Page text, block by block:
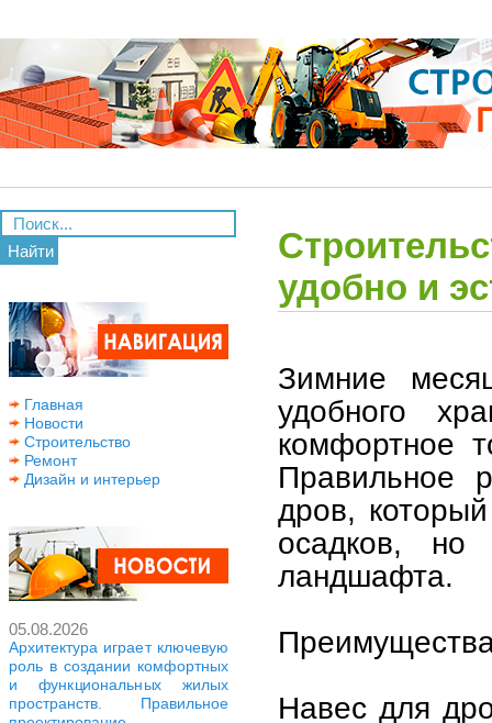
Найти
Главная
Новости
Строительство
Ремонт
Дизайн и интерьер
05.08.2026
Архитектура играет ключевую
роль в создании комфортных
и функциональных жилых
пространств. Правильное
удобно и
Зимние
удобного
комфортное
Правильное
дров,
осадков, но
ландшафта.
Навес для